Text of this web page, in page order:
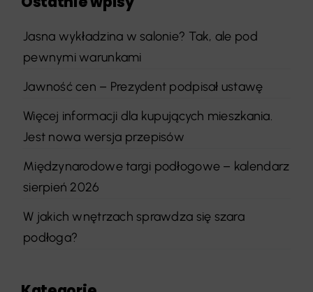
Jasna wykładzina w salonie? Tak, ale pod
pewnymi warunkami
Jawność cen – Prezydent podpisał ustawę
Więcej informacji dla kupujących mieszkania.
Jest nowa wersja przepisów
Międzynarodowe targi podłogowe – kalendarz
sierpień 2026
W jakich wnętrzach sprawdza się szara
podłoga?